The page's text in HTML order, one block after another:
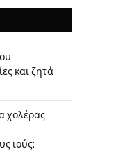
και ζητά
χολέρας
ιούς: